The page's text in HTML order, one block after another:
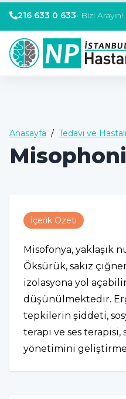
216 633 0 633• Bizi Arayın!
Anasayfa / Tedavi ve
İçerik Özeti
Misofonya, yaklaşık
Öksürük, sakız
izolasyona yol
düşünülmektedir.
tepkilerin şiddeti,
terapi ve ses terapisi,
yönetimini